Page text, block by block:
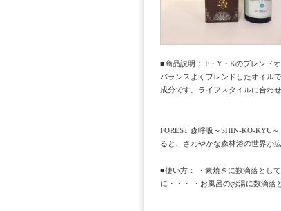
■商品説明： F・Y・Kのブレンド
バランスよくブレンドしたオイル
成分です。ライフスタイルに合わ
FOREST 森呼吸～SHIN-KO-KYU
ると、さわやかな森林浴の世界が広
■使い方： ・素焼きに数滴落とし
に・・・ ・お風呂のお湯に数滴落